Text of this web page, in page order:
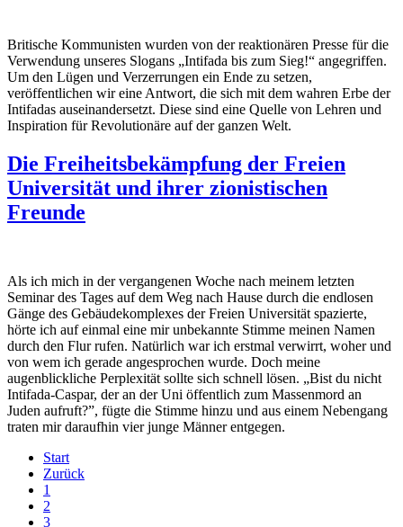
Britische Kommunisten wurden von der reaktionären Presse für die
Verwendung unseres Slogans „Intifada bis zum Sieg!“ angegriffen.
Um den Lügen und Verzerrungen ein Ende zu setzen,
veröffentlichen wir eine Antwort, die sich mit dem wahren Erbe der
Intifadas auseinandersetzt. Diese sind eine Quelle von Lehren und
Inspiration für Revolutionäre auf der ganzen Welt.
Die Freiheitsbekämpfung der Freien
Universität und ihrer zionistischen
Freunde
Als ich mich in der vergangenen Woche nach meinem letzten
Seminar des Tages auf dem Weg nach Hause durch die endlosen
Gänge des Gebäudekomplexes der Freien Universität spazierte,
hörte ich auf einmal eine mir unbekannte Stimme meinen Namen
durch den Flur rufen. Natürlich war ich erstmal verwirrt, woher und
von wem ich gerade angesprochen wurde. Doch meine
augenblickliche Perplexität sollte sich schnell lösen. „Bist du nicht
Intifada-Caspar, der an der Uni öffentlich zum Massenmord an
Juden aufruft?”, fügte die Stimme hinzu und aus einem Nebengang
traten mir daraufhin vier junge Männer entgegen.
Start
Zurück
1
2
3